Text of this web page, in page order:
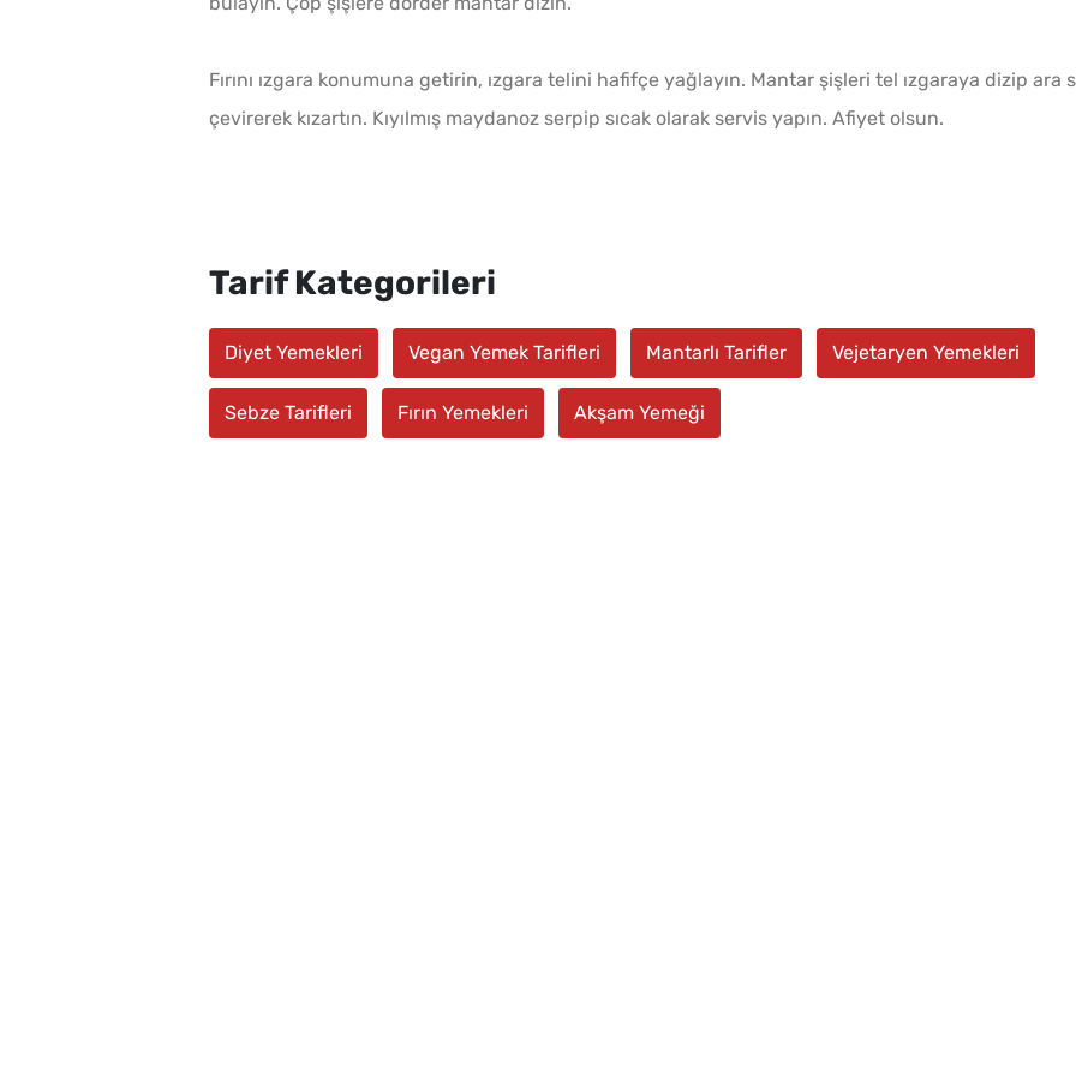
Fırını ızgara konumuna getirin, ızgara telini hafifçe yağlayın. Mantar şişleri tel ızgaraya dizip ara
çevirerek kızartın. Kıyılmış maydanoz serpip sıcak olarak servis yapın. Afiyet olsun.
Tarif Kategorileri
Diyet Yemekleri Vegan Yemek Tarifleri Mantarlı Tarifler Vejetaryen Yemekleri
Sebze Tarifleri Fırın Yemekleri Akşam Yemeği